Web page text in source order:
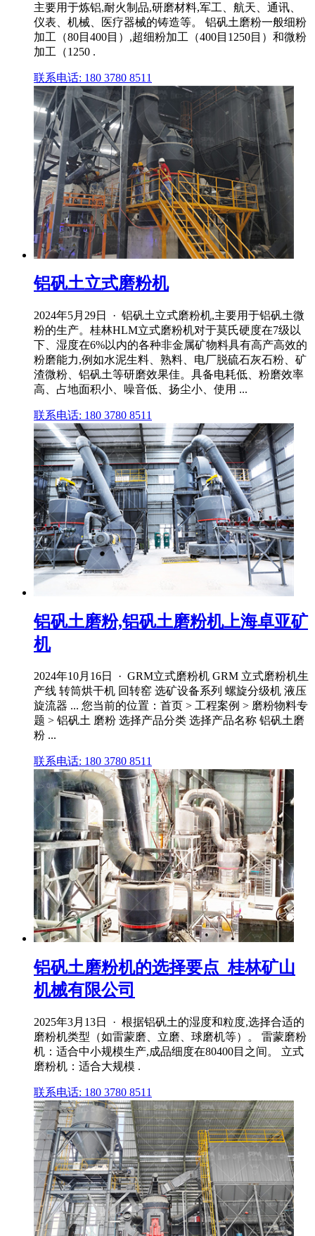
主要用于炼铝,耐火制品,研磨材料,军工、航天、通讯、
仪表、机械、医疗器械的铸造等。 铝矾土磨粉一般细粉
加工（80目400目）,超细粉加工（400目1250目）和微粉
加工（1250 .
联系电话: 180 3780 8511
铝矾土立式磨粉机
2024年5月29日 · 铝矾土立式磨粉机,主要用于铝矾土微
粉的生产。桂林HLM立式磨粉机对于莫氏硬度在7级以
下、湿度在6%以内的各种非金属矿物料具有高产高效的
粉磨能力,例如水泥生料、熟料、电厂脱硫石灰石粉、矿
渣微粉、铝矾土等研磨效果佳。具备电耗低、粉磨效率
高、占地面积小、噪音低、扬尘小、使用 ...
联系电话: 180 3780 8511
铝矾土磨粉,铝矾土磨粉机上海卓亚矿
机
2024年10月16日 · GRM立式磨粉机 GRM 立式磨粉机生
产线 转筒烘干机 回转窑 选矿设备系列 螺旋分级机 液压
旋流器 ... 您当前的位置：首页 > 工程案例 > 磨粉物料专
题 > 铝矾土 磨粉 选择产品分类 选择产品名称 铝矾土磨
粉 ...
联系电话: 180 3780 8511
铝矾土磨粉机的选择要点_桂林矿山
机械有限公司
2025年3月13日 · 根据铝矾土的湿度和粒度,选择合适的
磨粉机类型（如雷蒙磨、立磨、球磨机等）。 雷蒙磨粉
机：适合中小规模生产,成品细度在80400目之间。 立式
磨粉机：适合大规模 .
联系电话: 180 3780 8511